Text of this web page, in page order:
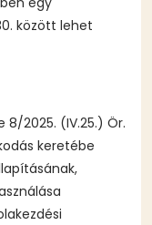
között lehet
2025. (IV.25.) Ör.
keretébe